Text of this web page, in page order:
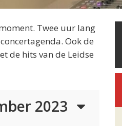
Twee uur lang
Ook de
de hits van de Leidse
2023